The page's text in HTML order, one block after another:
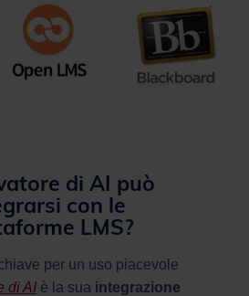
di AI può
con le
LMS?
per un uso piacevole
di AI è la sua integrazione